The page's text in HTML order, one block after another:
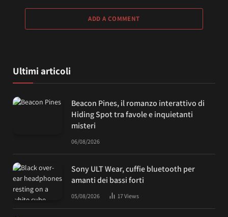
ADD A COMMENT
Ultimi articoli
Beacon Pines, il romanzo interattivo di
Hiding Spot tra favole e inquietanti
misteri
06/08/2026
Sony ULT Wear, cuffie bluetooth per
amanti dei bassi forti
05/08/2026 17Views